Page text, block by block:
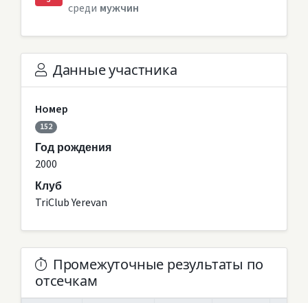
среди мужчин
Данные участника
Номер
152
Год рождения
2000
Клуб
TriClub Yerevan
Промежуточные результаты по
отсечкам